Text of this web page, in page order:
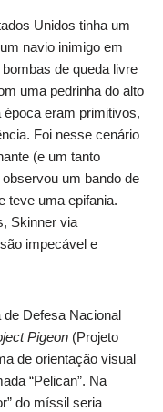
Unidos tinha um
navio inimigo em
de queda livre
uma pedrinha do alto
eram primitivos,
Foi nesse cenário
(e um tanto
um bando de
teve uma epifania.
Skinner via
impecável e
Defesa Nacional
Pigeon (Projeto
de orientação visual
“Pelican”. Na
do míssil seria